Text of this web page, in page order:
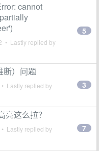
cannot
• Lastly replied by
5
断）问题
• Lastly replied by 3
亮这么拉？
• Lastly replied by 7